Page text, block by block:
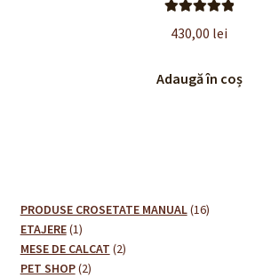
5.00
430,00 lei
Adaugă în coș
PRODUSE CROSETATE MANUAL 1616
ETAJERE 11
produs
MESE DE CALCAT 22
PET SHOP 22